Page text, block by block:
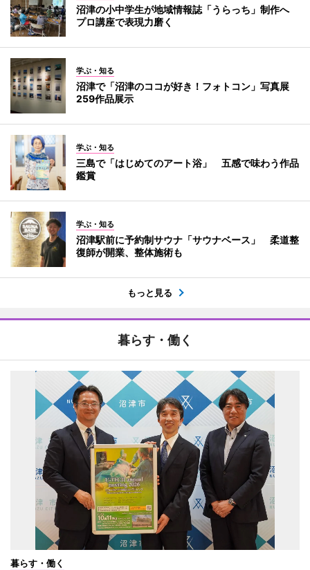
沼津の小中学生が地域情報誌「うらっち」制作へ
プロ講座で表現力磨く
学ぶ・知る
沼津で「沼津のココが好き！フォトコン」写真展
259作品展示
学ぶ・知る
三島で「はじめてのアート浴」 五感で味わう作品
鑑賞
学ぶ・知る
沼津駅前に予約制サウナ「サウナベース」 柔道整
復師が開業、整体施術も
もっと見る
暮らす・働く
暮らす・働く